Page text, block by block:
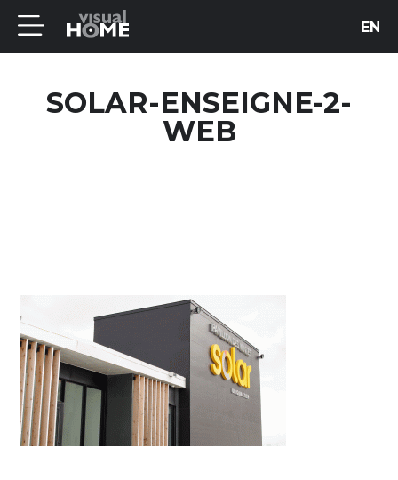
EN
SOLAR-ENSEIGNE-2-
WEB